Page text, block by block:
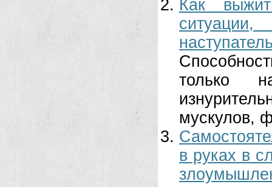
Как
только
мускулов,
в руках в